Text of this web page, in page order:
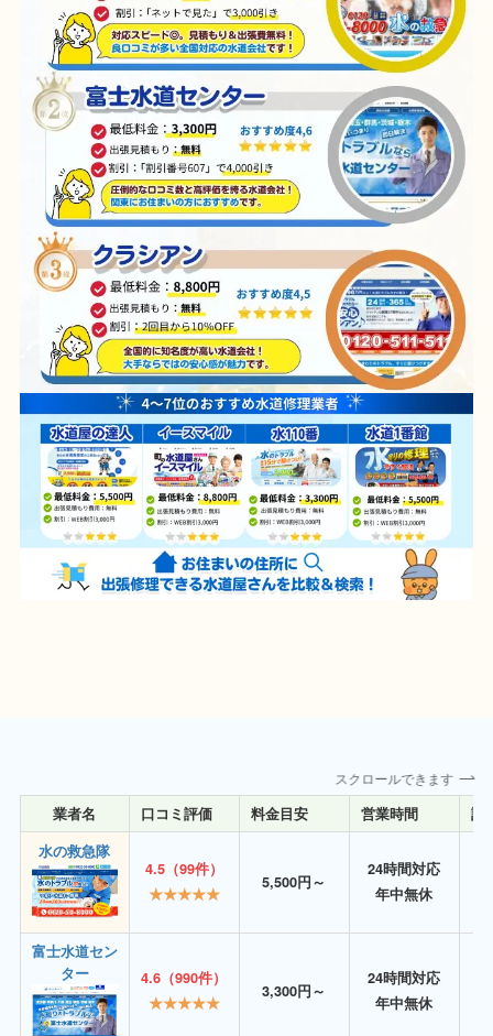
スクロールできます
業者名 口コミ評価 料金目安 営業時間
詳
水の救急隊
4.5（99件）
★★★★★
5,500円～
24時間対応
年中無休
富士水道セン
ター
4.6（990件）
★★★★★
3,300円～
24時間対応
年中無休